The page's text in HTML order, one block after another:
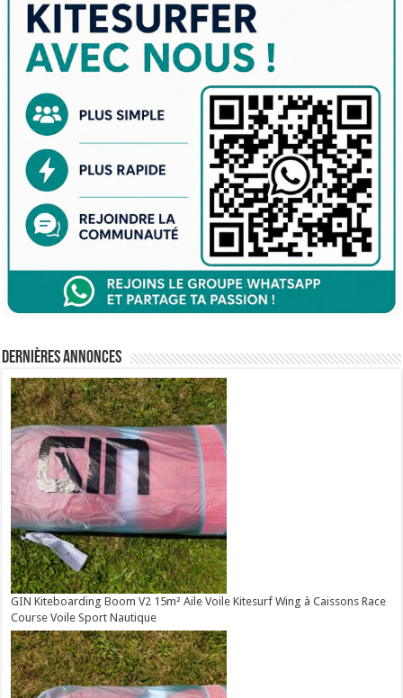
Dernières annonces
GIN Kiteboarding Boom V2 15m² Aile Voile Kitesurf Wing à Caissons Race
Course Voile Sport Nautique